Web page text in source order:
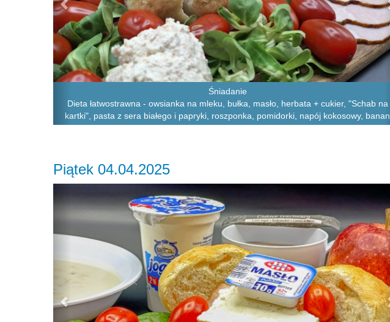
Śniadanie
Dieta łatwostrawna - owsianka na mleku, bułka, masło, herbata + cukier, "Schab na
kartki", pasta z sera białego i papryki, roszponka, pomidorki, napój kokosowy, banan
Piątek 04.04.2025